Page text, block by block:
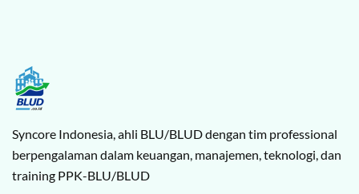
Syncore Indonesia, ahli BLU/BLUD dengan tim professional
berpengalaman dalam keuangan, manajemen, teknologi, dan
training PPK-BLU/BLUD